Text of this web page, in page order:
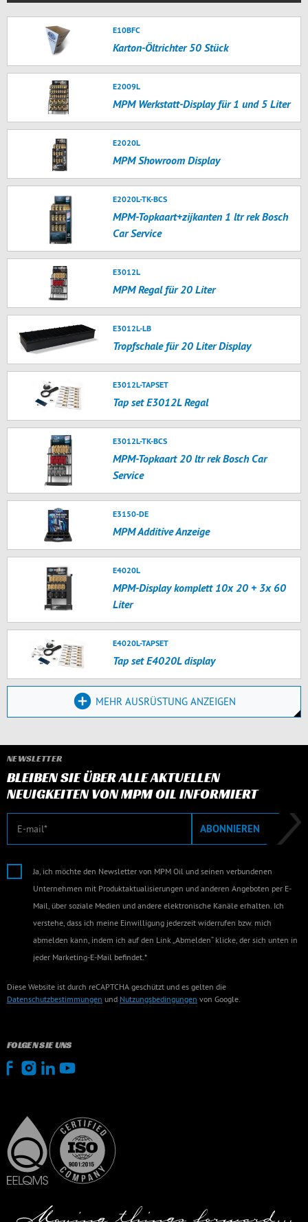
E10BFC
Karton-Öltrichter 50 Stück
E2009L
MPM Werkstatt-Display für 1 und 5 Liter
E2020L
MPM Showroom Display
E2020L-TK-BCS
MPM-Topkaart+zijkanten 1 ltr rek Bosch
Car Service
E3012L
MPM Regal für 20 Liter
E3012L-LB
Tropfschale für 20 Liter Display
E3012L-TAPSET
Tap set E3012L Regal
E3012L-TK-BCS
MPM-Topkaart 20 ltr rek Bosch Car
Service
E3150-DE
MPM Additive Anzeige
E4020L
MPM-Display komplett 10x 20 + 3x 60
Liter
E4020L-TAPSET
Tap set E4020L display
MEHR AUSRÜSTUNG ANZEIGEN
NEWSLETTER
BLEIBEN SIE ÜBER ALLE AKTUELLEN
NEUIGKEITEN VON MPM OIL INFORMIERT
E-Mail ABONNIEREN
Ja, ich möchte den Newsletter von MPM Oil und seinen verbundenen
Unternehmen mit Produktaktualisierungen und anderen Angeboten per E-
Mail, über soziale Medien und andere elektronische Kanäle erhalten. Ich
verstehe, dass ich meine Einwilligung jederzeit widerrufen bzw. mich
abmelden kann, indem ich auf den Link „Abmelden“ klicke, der sich unten in
jeder Marketing-E-Mail befindet.*
Diese Website ist durch reCAPTCHA geschützt und es gelten die
Datenschutzbestimmungen und Nutzungsbedingungen von Google.
FOLGEN SIE UNS